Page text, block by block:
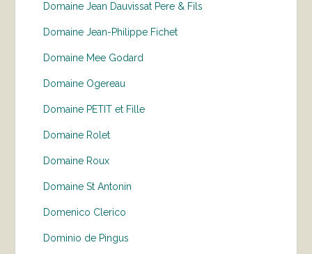
Domaine Jean Dauvissat Pere & Fils
Domaine Jean-Philippe Fichet
Domaine Mee Godard
Domaine Ogereau
Domaine PETIT et Fille
Domaine Rolet
Domaine Roux
Domaine St Antonin
Domenico Clerico
Dominio de Pingus